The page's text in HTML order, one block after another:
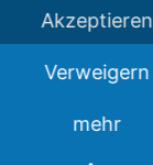
Akzeptieren
Verweigern
mehr